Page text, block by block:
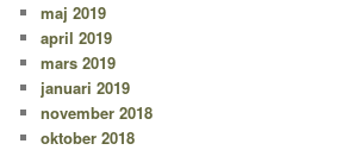
maj 2019
april 2019
mars 2019
januari 2019
november 2018
oktober 2018